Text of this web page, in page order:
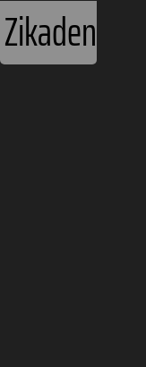
Zikaden